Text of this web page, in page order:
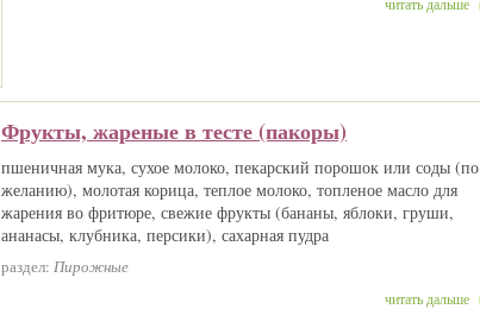
Фрукты, жареные в тесте (пакоры)
пшеничная мука, сухое молоко, пекарский порошок или соды (по
желанию), молотая корица, теплое молоко, топленое масло для
жарения во фритюре, свежие фрукты (бананы, яблоки, груши,
ананасы, клубника, персики), сахарная пудра
раздел: Пирожные
читать дальше